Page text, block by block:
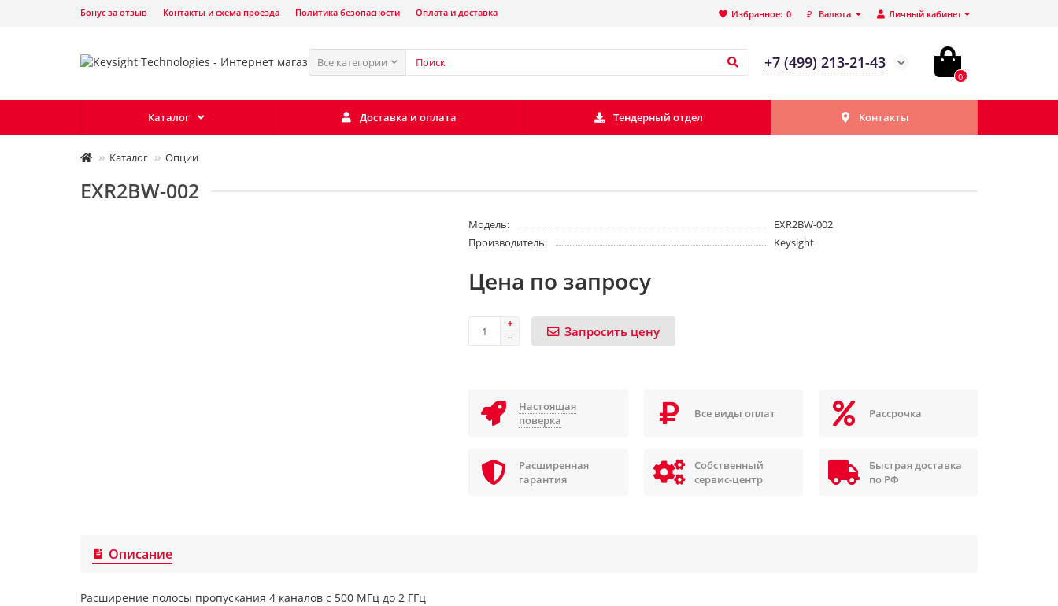
Личный кабинет
₽ Валюта
Избранное: 0
Бонус за отзыв Контакты и схема проезда Политика безопасности Оплата и доставка
Все категории +7 (499) 213-21-43
0
Каталог Доставка и оплата Тендерный отдел Контакты
Каталог Опции
EXR2BW-002
Модель:
EXR2BW-002
Производитель:
Keysight
Цена по запросу
Запросить цену
Настоящая
поверка
Все виды оплат Рассрочка
Расширенная
гарантия
Собственный
сервис-центр
Быстрая доставка
по РФ
Описание
Расширение полосы пропускания 4 каналов с 500 МГц до 2 ГГц